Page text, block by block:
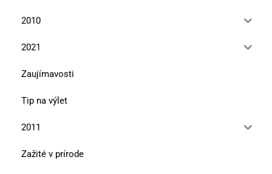
2010
2021
Zaujímavosti
Tip na výlet
2011
Zažité v prírode